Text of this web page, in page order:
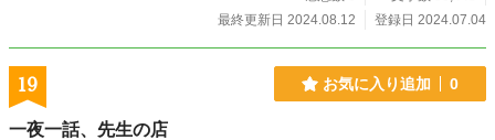
最終更新日 2024.08.12
登録日 2024.07.04
19 お気に入り追加 0
一夜一話、先生の店